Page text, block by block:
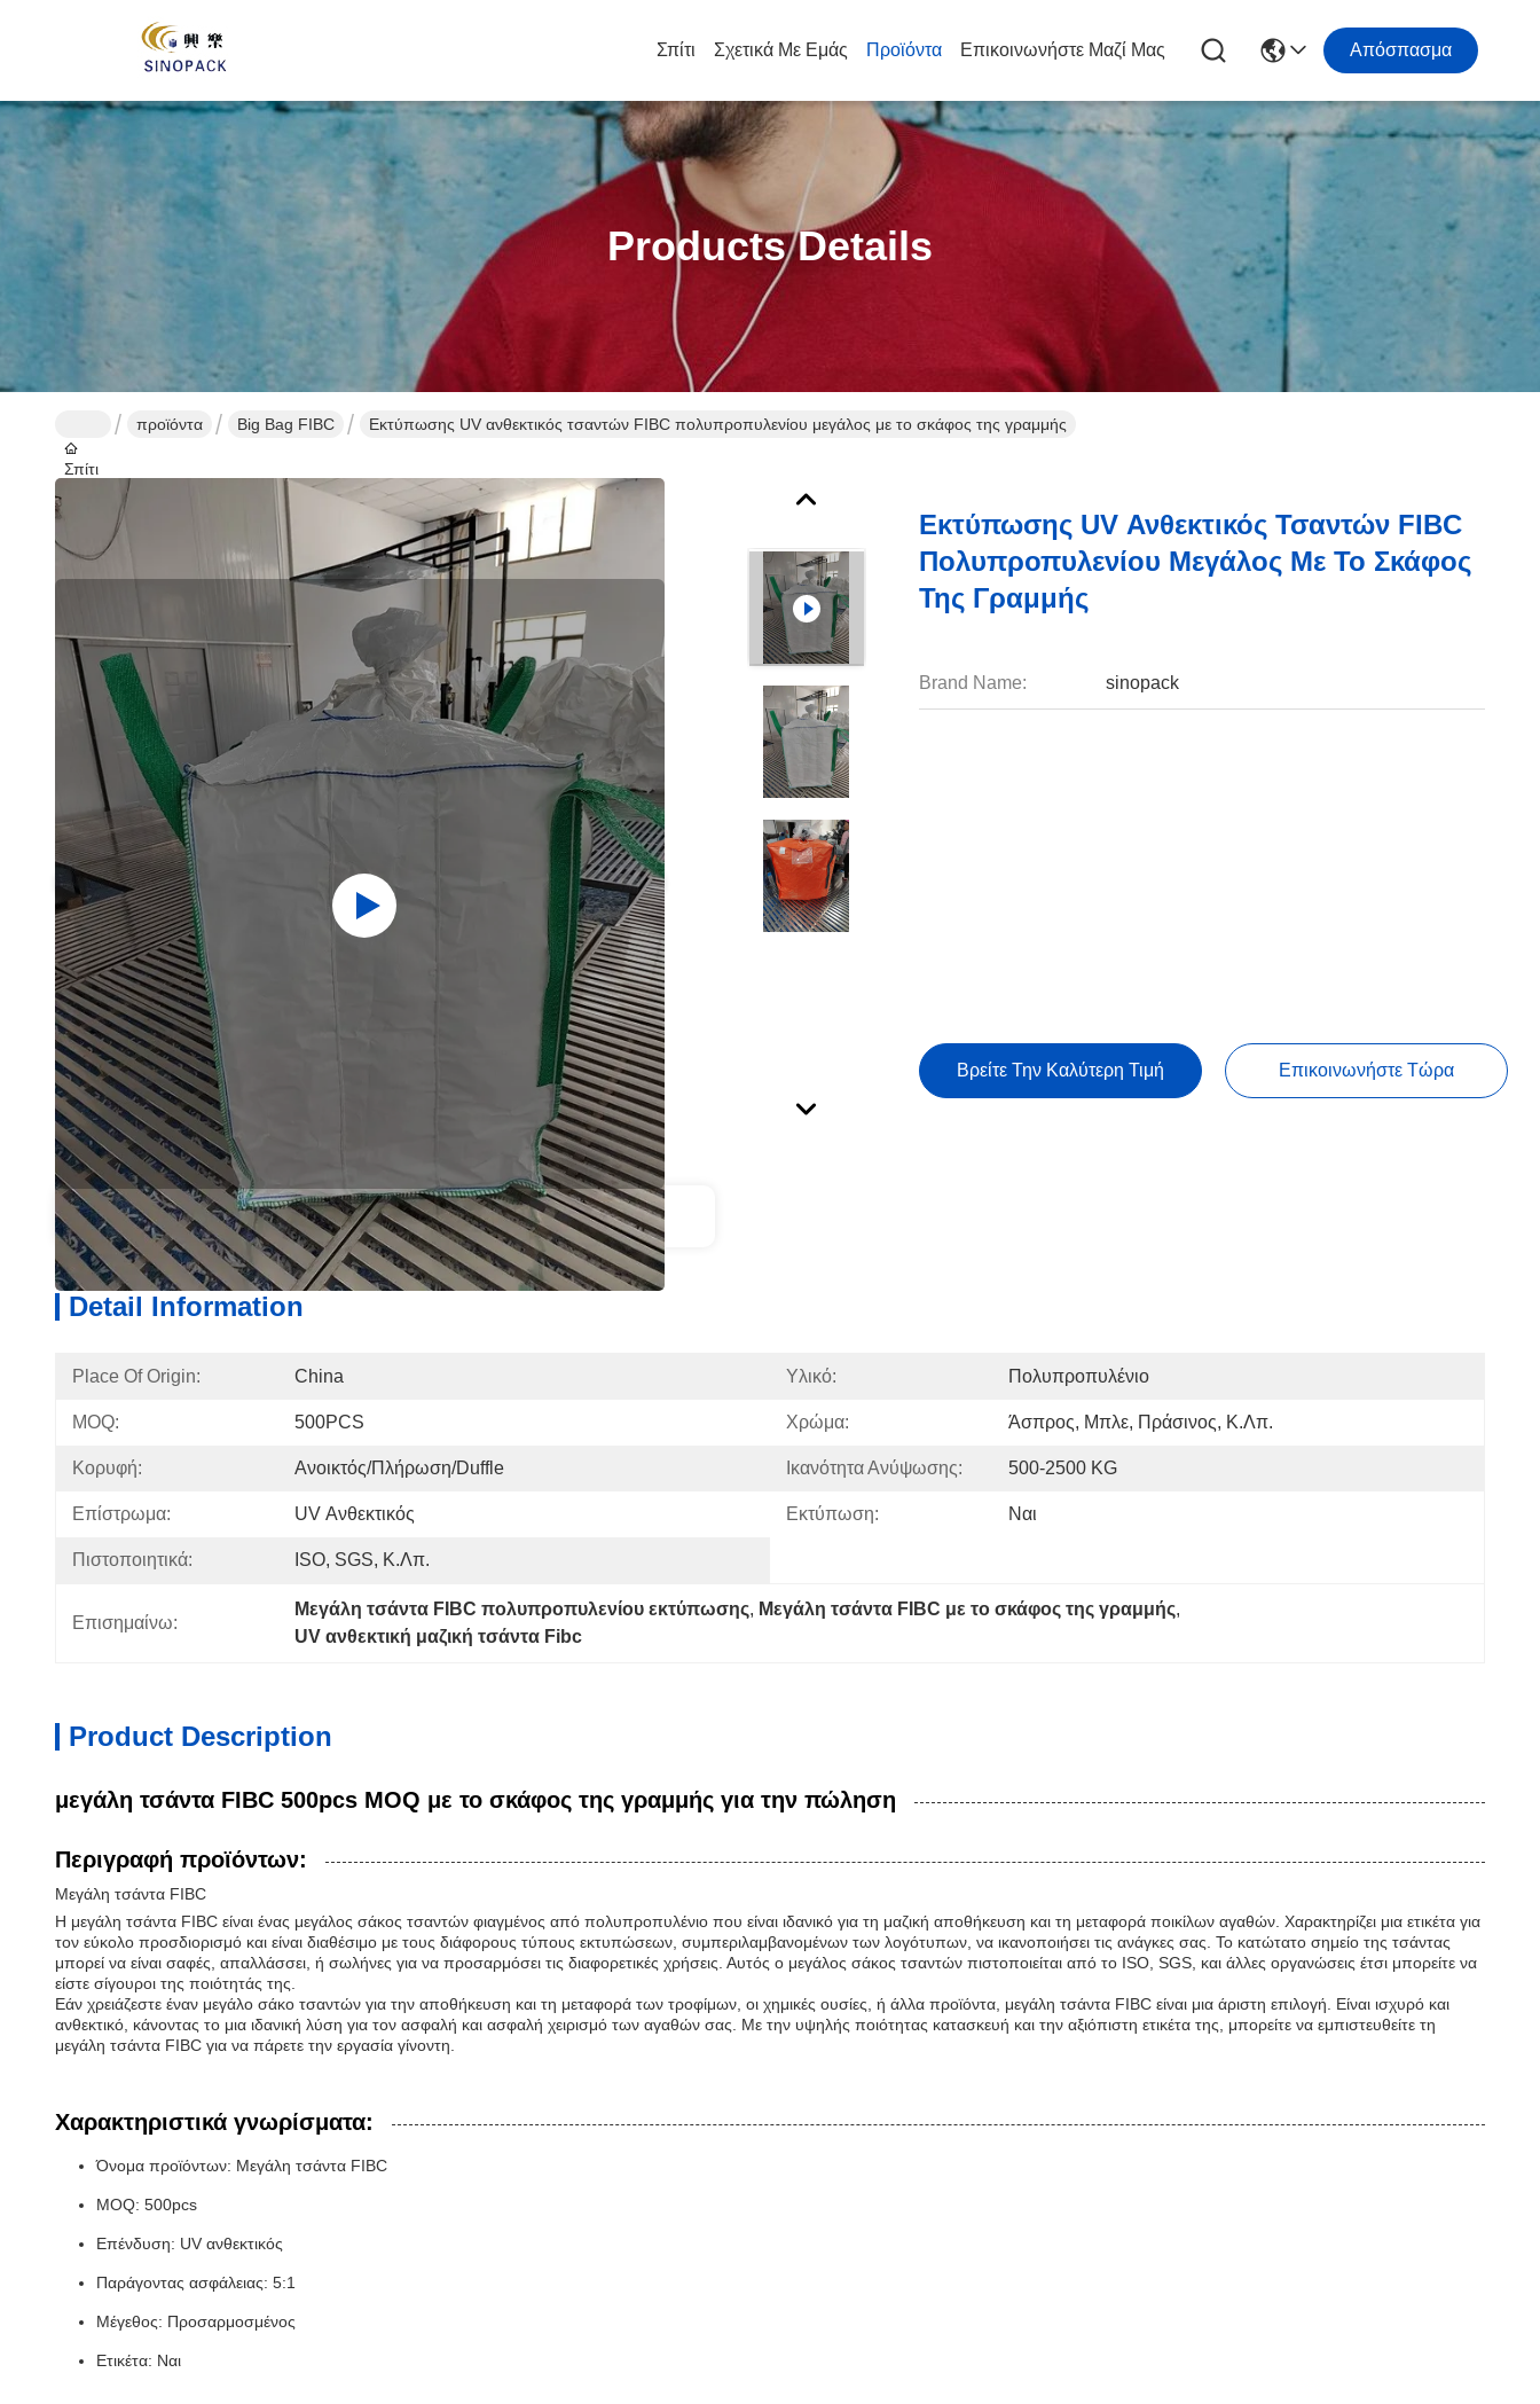
Σπίτι Σχετικά Με Εμάς Προϊόντα Επικοινωνήστε Μαζί Μας Απόσπασμα
Products Details
Σπίτι
προϊόντα Big Bag FIBC Εκτύπωσης UV ανθεκτικός τσαντών FIBC πολυπροπυλενίου μεγάλος με το σκάφος της γραμμής
Εκτύπωσης UV Ανθεκτικός Τσαντών FIBC
Πολυπροπυλενίου Μεγάλος Με Το Σκάφος
Της Γραμμής
Brand Name: sinopack
Βρείτε Την Καλύτερη Τιμή Επικοινωνήστε Τώρα
Detail Information Product Description
Detail Information
Place Of Origin: China Υλικό: Πολυπροπυλένιο
MOQ: 500PCS Χρώμα: Άσπρος, Μπλε, Πράσινος, Κ.λπ.
Κορυφή: Ανοικτός/πλήρωση/Duffle Ικανότητα Ανύψωσης: 500-2500 KG
Επίστρωμα: UV Ανθεκτικός Εκτύπωση: Ναι
Πιστοποιητικά: ISO, SGS, Κ.λπ.
Επισημαίνω:
Μεγάλη τσάντα FIBC πολυπροπυλενίου εκτύπωσης, Μεγάλη τσάντα FIBC με το σκάφος της γραμμής,
UV ανθεκτική μαζική τσάντα Fibc
Product Description
μεγάλη τσάντα FIBC 500pcs MOQ με το σκάφος της γραμμής για την πώληση
Περιγραφή προϊόντων:
Μεγάλη τσάντα FIBC
Η μεγάλη τσάντα FIBC είναι ένας μεγάλος σάκος τσαντών φιαγμένος από πολυπροπυλένιο που είναι ιδανικό για τη μαζική αποθήκευση και τη μεταφορά ποικίλων αγαθών. Χαρακτηρίζει μια ετικέτα για
τον εύκολο προσδιορισμό και είναι διαθέσιμο με τους διάφορους τύπους εκτυπώσεων, συμπεριλαμβανομένων των λογότυπων, να ικανοποιήσει τις ανάγκες σας. Το κατώτατο σημείο της τσάντας
μπορεί να είναι σαφές, απαλλάσσει, ή σωλήνες για να προσαρμόσει τις διαφορετικές χρήσεις. Αυτός ο μεγάλος σάκος τσαντών πιστοποιείται από το ISO, SGS, και άλλες οργανώσεις έτσι μπορείτε να
είστε σίγουροι της ποιότητάς της.
Εάν χρειάζεστε έναν μεγάλο σάκο τσαντών για την αποθήκευση και τη μεταφορά των τροφίμων, οι χημικές ουσίες, ή άλλα προϊόντα, μεγάλη τσάντα FIBC είναι μια άριστη επιλογή. Είναι ισχυρό και
ανθεκτικό, κάνοντας το μια ιδανική λύση για τον ασφαλή και ασφαλή χειρισμό των αγαθών σας. Με την υψηλής ποιότητας κατασκευή και την αξιόπιστη ετικέτα της, μπορείτε να εμπιστευθείτε τη
μεγάλη τσάντα FIBC για να πάρετε την εργασία γίνοντη.
Χαρακτηριστικά γνωρίσματα:
Όνομα προϊόντων: Μεγάλη τσάντα FIBC
MOQ: 500pcs
Επένδυση: UV ανθεκτικός
Παράγοντας ασφάλειας: 5:1
Μέγεθος: Προσαρμοσμένος
Ετικέτα: Ναι